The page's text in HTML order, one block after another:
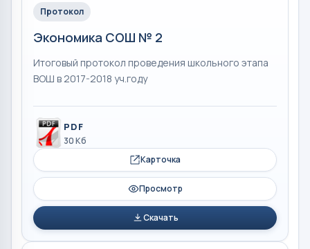
Протокол
Экономика СОШ № 2
Итоговый протокол проведения школьного этапа
ВОШ в 2017-2018 уч.году
PDF
30 Кб
Карточка
Просмотр
Скачать